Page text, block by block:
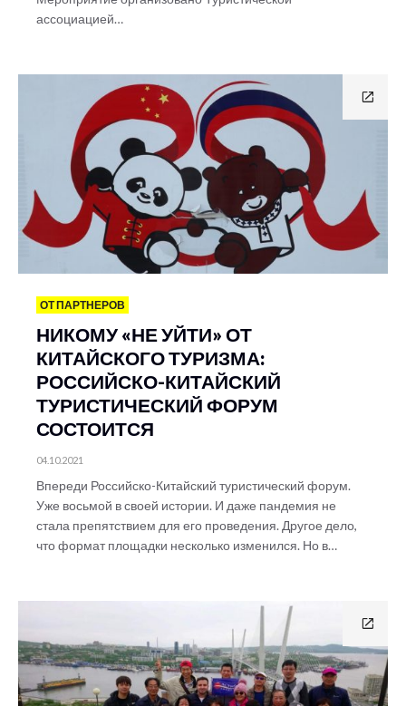
ассоциацией…
ОТ ПАРТНЕРОВ
НИКОМУ «НЕ УЙТИ» ОТ
КИТАЙСКОГО ТУРИЗМА:
РОССИЙСКО-КИТАЙСКИЙ
ТУРИСТИЧЕСКИЙ ФОРУМ
СОСТОИТСЯ
04.10.2021
Впереди Российско-Китайский туристический форум.
Уже восьмой в своей истории. И даже пандемия не
стала препятствием для его проведения. Другое дело,
что формат площадки несколько изменился. Но в…